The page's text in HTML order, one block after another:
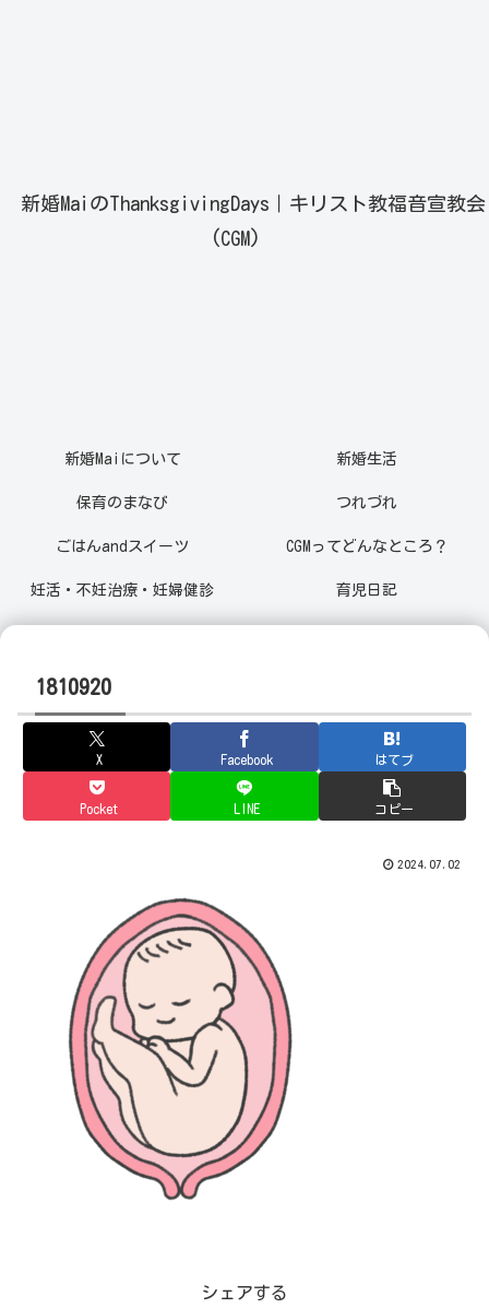
新婚MaiのThanksgivingDays｜キリスト教福音宣教会
(CGM)
新婚Maiについて 新婚生活
保育のまなび つれづれ
ごはんandスイーツ CGMってどんなところ？
妊活・不妊治療・妊婦健診 育児日記
1810920
X Facebook はてブ
Pocket LINE コピー
2024.07.02
シェアする